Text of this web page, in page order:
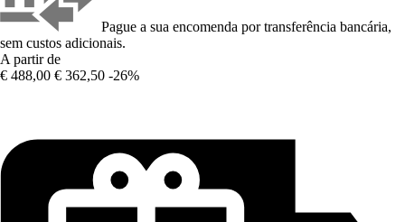
Pague a sua encomenda por transferência bancária,
sem custos adicionais.
A partir de
€ 488,00 € 362,50 -26%